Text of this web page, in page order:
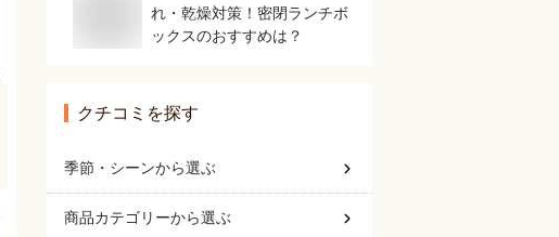
れ・乾燥対策！密閉ランチボ
ックスのおすすめは？
クチコミを探す
季節・シーンから選ぶ
商品カテゴリーから選ぶ